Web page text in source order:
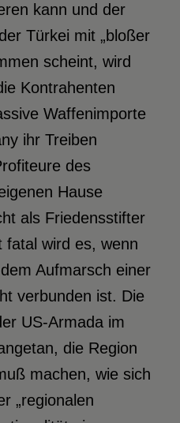
kann und der
Türkei mit „bloßer
scheint, wird
Kontrahenten
Waffenimporte
ihr Treiben
des
Hause
als Friedensstifter
fatal wird es, wenn
Aufmarsch einer
verbunden ist. Die
US-Armada im
die Region
machen, wie sich
„regionalen